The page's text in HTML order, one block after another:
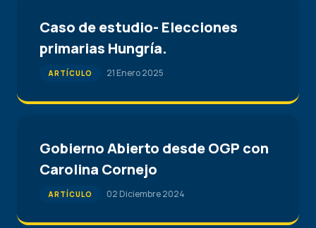
Caso de estudio- Elecciones
primarias Hungría.
ARTÍCULO 21 Enero 2025
Gobierno Abierto desde OGP con
Carolina Cornejo
ARTÍCULO 02 Diciembre 2024